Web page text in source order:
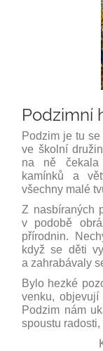
Podzimní
Podzim je tu
ve školní
na ně čekala
kamínků a
všechny malé
Z nasbíraných
v podobě
přírodnin.
když se děti
a zahrabávaly
Bylo hezké
venku,
Podzim nám
spoustu